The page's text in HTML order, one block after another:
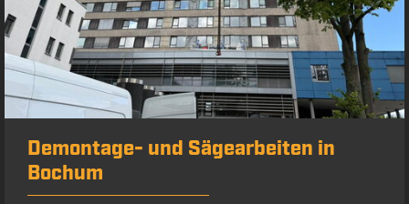
Demontage- und Sägearbeiten in
Bochum